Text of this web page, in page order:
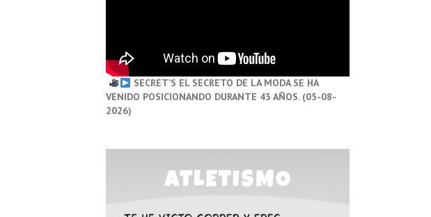
SECRET’S EL SECRETO DE LA MODA SE HA
VENIDO POSICIONANDO DURANTE 43 AÑOS. (05-08-
2026)